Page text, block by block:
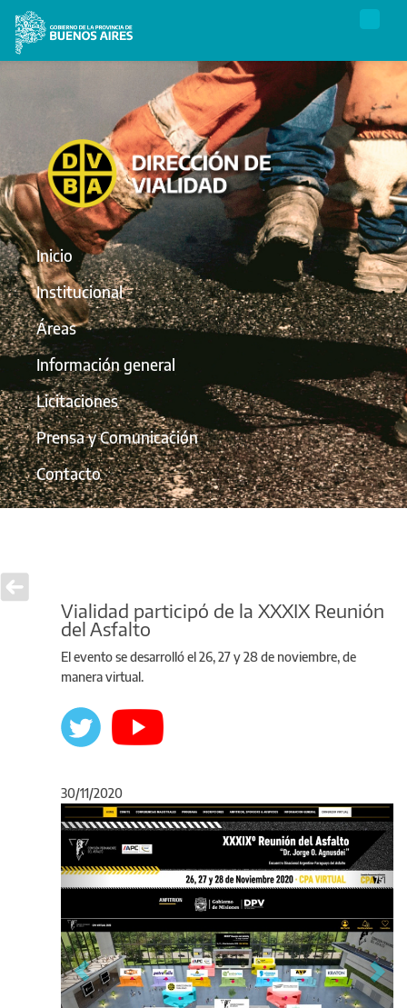
Inicio
Institucional
Áreas
Información general
Licitaciones
Prensa y Comunicación
Contacto
Vialidad participó de la XXXIX Reunión
del Asfalto
El evento se desarrolló el 26, 27 y 28 de noviembre, de
manera virtual.
30/11/2020
Stand virtual:
Anterior